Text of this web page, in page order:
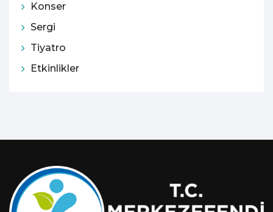
Konser
Sergi
Tiyatro
Etkinlikler